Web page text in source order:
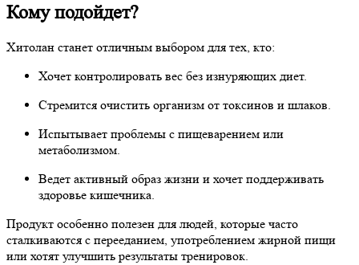
Кому подойдет?
Хитолан станет отличным выбором для тех, кто:
Хочет контролировать вес без изнуряющих диет.
Стремится очистить организм от токсинов и шлаков.
Испытывает проблемы с пищеварением или
метаболизмом.
Ведет активный образ жизни и хочет поддерживать
здоровье кишечника.
Продукт особенно полезен для людей, которые часто
сталкиваются с перееданием, употреблением жирной пищи
или хотят улучшить результаты тренировок.